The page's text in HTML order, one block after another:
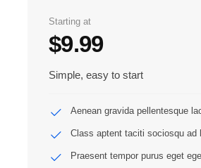
Starting at
$9.99
Simple, easy to start
Aenean gravida pellentesque
Class aptent taciti sociosqu ad
Praesent tempor purus eget